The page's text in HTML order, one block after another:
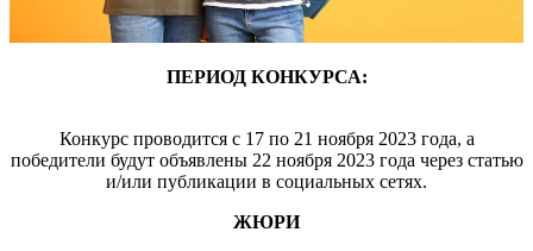
ПЕРИОД КОНКУРСА:
Конкурс проводится с 17 по 21 ноября 2023 года, а
победители будут объявлены 22 ноября 2023 года через статью
и/или публикации в социальных сетях.
ЖЮРИ